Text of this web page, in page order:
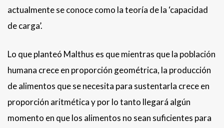
actualmente se conoce como la teoría de la ‘capacidad
de carga’.
Lo que planteó Malthus es que mientras que la población
humana crece en proporción geométrica, la producción
de alimentos que se necesita para sustentarla crece en
proporción aritmética y por lo tanto llegará algún
momento en que los alimentos no sean suficientes para